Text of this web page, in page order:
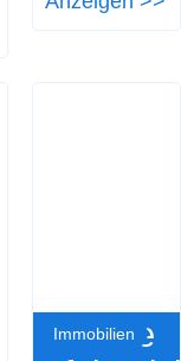
Suche
Immobilien